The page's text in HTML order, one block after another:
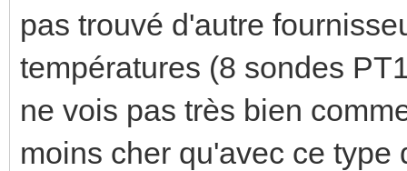
pas trouvé d'autre
températures (8 sondes
ne vois pas très bien
moins cher qu'avec ce